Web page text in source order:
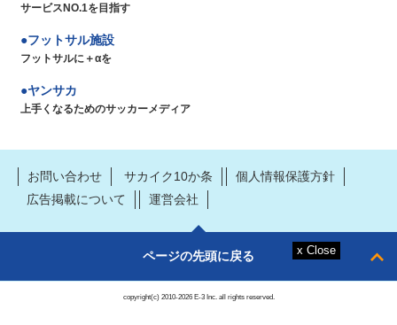
サービスNO.1を目指す
フットサル施設
フットサルに＋αを
ヤンサカ
上手くなるためのサッカーメディア
お問い合わせ サカイク10か条
個人情報保護方針
広告掲載について
運営会社
ページの先頭に戻る
copyright(c) 2010-2026 E-3 Inc. all rights reserved.